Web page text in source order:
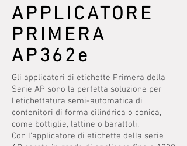
APPLICATORE
PRIMERA
AP362e
Gli applicatori di etichette Primera della
Serie AP sono la perfetta soluzione per
l’etichettatura semi-automatica di
contenitori di forma cilindrica o conica,
come bottiglie, lattine o barattoli.
Con l’applicatore di etichette della serie